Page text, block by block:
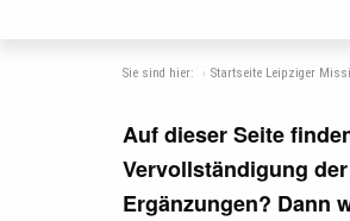
Sie sind hier: Startseite Leipziger
Auf dieser Seite
Vervollständigung
Ergänzungen? Dann